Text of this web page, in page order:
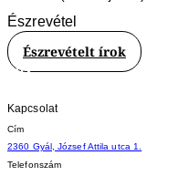
Észrevétel
Észrevételt írok
Kapcsolat
Cím
2360 Gyál, József Attila utca 1.
Telefonszám